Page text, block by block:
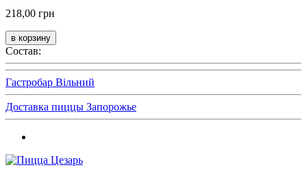
218,00 грн
Состав:
Гастробар Вільний
Доставка пиццы Запорожье